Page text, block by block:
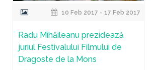
10 Feb 2017 - 17 Feb 2017
Radu Mihăileanu prezidează
juriul Festivalului Filmului de
Dragoste de la Mons